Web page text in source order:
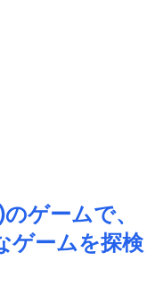
ゲームで、
ゲームを探検